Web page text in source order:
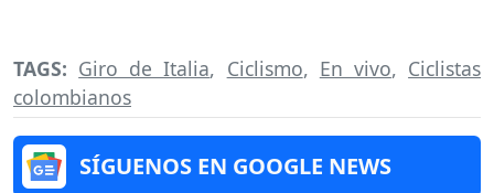
TAGS: Giro de Italia, Ciclismo, En vivo, Ciclistas
colombianos
SÍGUENOS EN GOOGLE NEWS